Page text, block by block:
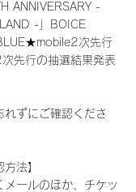
ANNIVERSARY -
-」BOICE
次先行
先行の抽選結果発表
れずにご確認くださ
法】
メールのほか、チケッ